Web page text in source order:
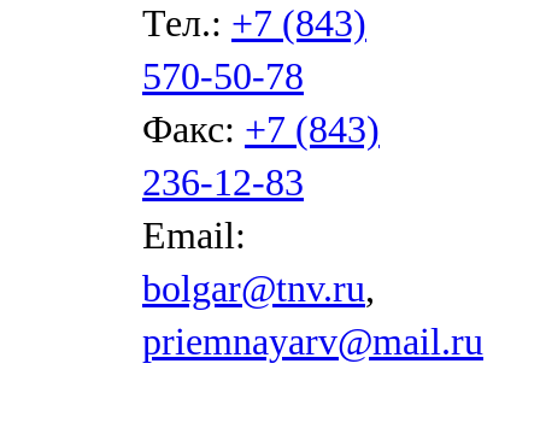
Тел.: +7 (843)
570-50-78
Факс: +7 (843)
236-12-83
Email:
bolgar@tnv.ru,
priemnayarv@mail.ru